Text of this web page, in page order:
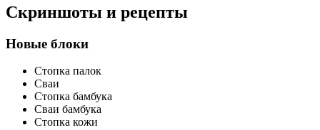
Скриншоты и рецепты
Новые блоки
Стопка палок
Сваи
Стопка бамбука
Сваи бамбука
Стопка кожи